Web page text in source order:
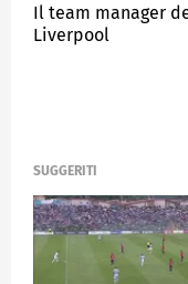
Il team manager
Liverpool
SUGGERITI